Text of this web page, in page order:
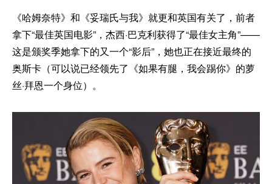
《哈姆奈特》和《妥瑞氏与我》就更和英国有关了，前者
拿下“最佳英国电影”，杰西·巴克利获得了“最佳女主角”——
这是颁奖季她拿下的又一个“影后”，她也正在接近最终的
奥斯卡（可以说已经领先了《如果有腿，我会踢你》的萝
丝·拜恩一个身位）。